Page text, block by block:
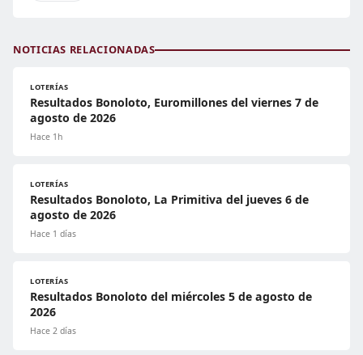
NOTICIAS RELACIONADAS
LOTERÍAS
Resultados Bonoloto, Euromillones del viernes 7 de
agosto de 2026
Hace 1h
LOTERÍAS
Resultados Bonoloto, La Primitiva del jueves 6 de
agosto de 2026
Hace 1 días
LOTERÍAS
Resultados Bonoloto del miércoles 5 de agosto de
2026
Hace 2 días